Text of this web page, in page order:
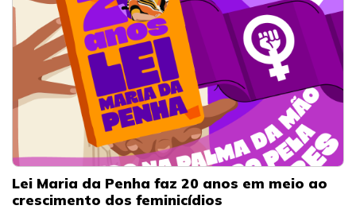
Lei Maria da Penha faz 20 anos em meio ao
crescimento dos feminicídios